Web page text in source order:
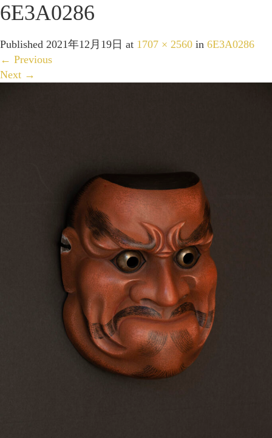
6E3A0286
Published 2021年12月19日 at 1707 × 2560 in 6E3A0286
← Previous
Next →